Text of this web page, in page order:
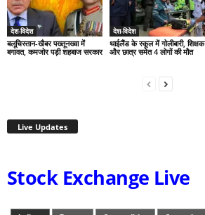
देश-विदेश
बलूचिस्तान-खैबर पख्तूनख्वा में
बगावत, कमजोर पड़ी शहबाज सरकार
देश-विदेश
थाईलैंड के स्कूल में गोलीबारी, शिक्षक
और छात्र समेत 4 लोगों की मौत
Live Updates
Stock Exchange Live